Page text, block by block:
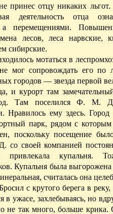
принес отцу никаких
деятельность отца
перемещениями.
лесов, леса нарвские,
сибирские.
мотаться в
мог сопровождать его по
городов — звезда первой
и курорт там
Там поселился Ф. М.
Нравилось ему здесь.
парк, рядом с которым
поскольку посещение
со своей компанией
привлекала купальня.
Купальня была выгорожена
считалась она
с крутого берега в
в ужасе, захлебываясь, но
не так много, больше крика.